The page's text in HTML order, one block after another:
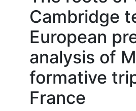
Cambridge
European
analysis of
formative
France